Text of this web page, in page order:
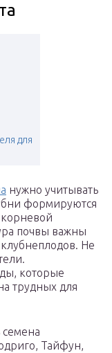
для
нужно учитывать
формируются
корневой
почвы важны
Не
которые
трудных для
семена
Тайфун,